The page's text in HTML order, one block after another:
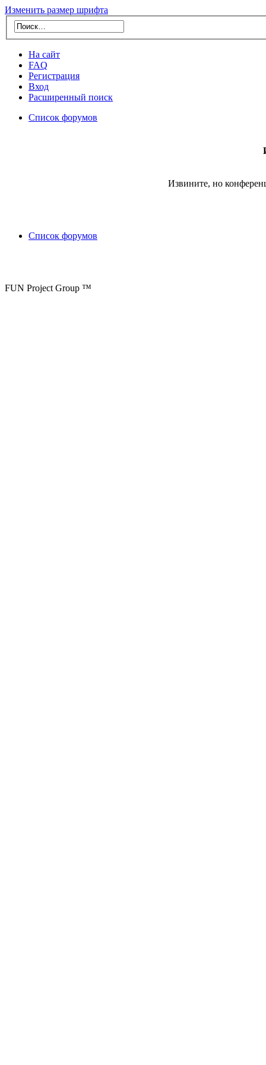
Изменить размер шрифта
На сайт
FAQ
Регистрация
Вход
Расширенный поиск
Список форумов
Извините, но
Список форумов
FUN Project Group ™